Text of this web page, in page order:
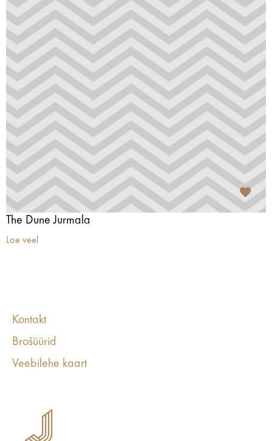
The Dune Jurmala
Loe veel
Kontakt
Brošüürid
Veebilehe kaart